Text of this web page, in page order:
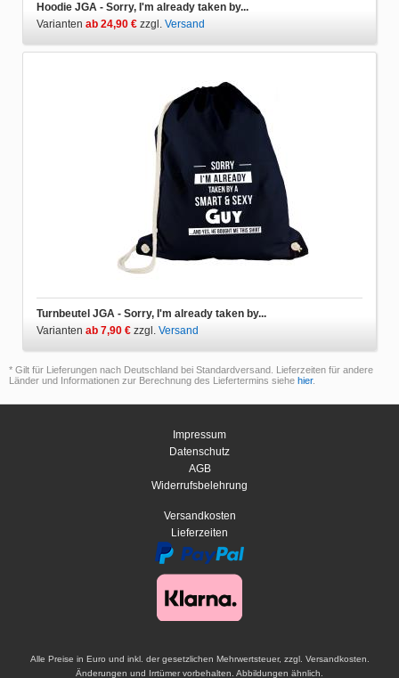
Hoodie JGA - Sorry, I'm already taken by...
Varianten ab 24,90 € zzgl. Versand
Turnbeutel JGA - Sorry, I'm already taken by...
Varianten ab 7,90 € zzgl. Versand
* Gilt für Lieferungen nach Deutschland bei Standardversand. Lieferzeiten für andere
Länder und Informationen zur Berechnung des Liefertermins siehe hier.
Impressum
Datenschutz
AGB
Widerrufsbelehrung
Versandkosten
Lieferzeiten
Alle Preise in Euro und inkl. der gesetzlichen Mehrwertsteuer, zzgl. Versandkosten.
Änderungen und Irrtümer vorbehalten. Abbildungen ähnlich.